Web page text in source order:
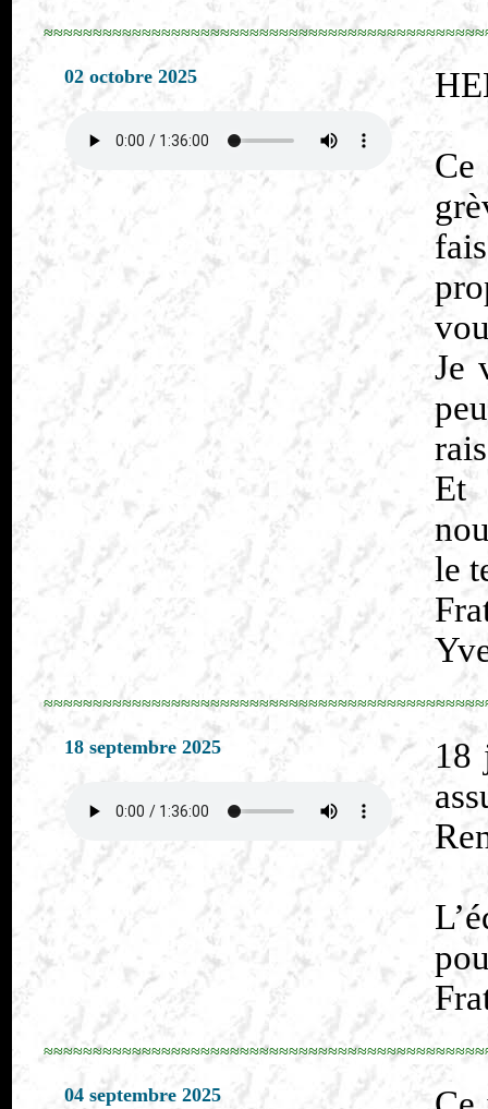
02 octobre 2025
Je
Et
le
18 septembre 2025
18
04 septembre 2025